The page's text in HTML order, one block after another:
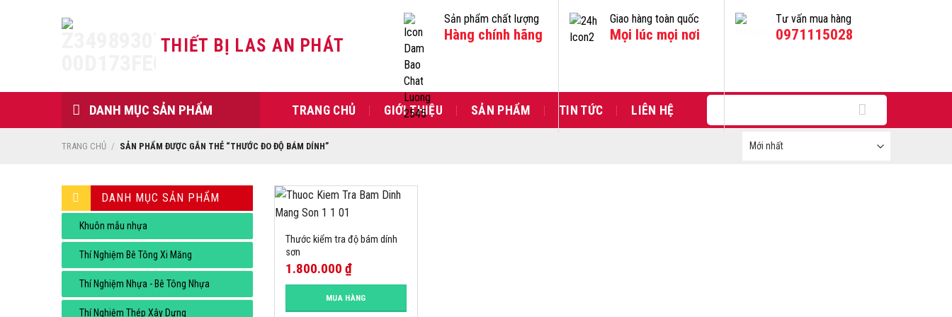
THIẾT BỊ LAS AN PHÁT
Sản phẩm chất lượng
Hàng chính hãng
Giao hàng toàn quốc
Mọi lúc mọi nơi
Tư vấn mua hàng
0971115028
DANH MỤC SẢN PHẨM TRANG CHỦ GIỚI THIỆU SẢN PHẨM TIN TỨC LIÊN HỆ
kiếm:
TRANG CHỦ / SẢN PHẨM ĐƯỢC GẮN THẺ “THƯỚC ĐO ĐỘ BÁM DÍNH”
DANH MỤC SẢN PHẨM
Khuôn mẫu nhựa
Thí Nghiệm Bê Tông Xi Măng
Thí Nghiệm Nhựa - Bê Tông Nhựa
Thí Nghiệm Thép Xây Dựng
Thước kiểm tra độ bám dính
sơn
1.800.000 ₫
MUA HÀNG